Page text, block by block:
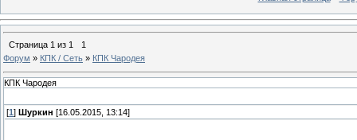
Страница 1 из 1
1
Форум » КПК / Сеть » КПК Чародея
КПК Чародея
[1 ] Шуркин [16.05.2015, 13:14]